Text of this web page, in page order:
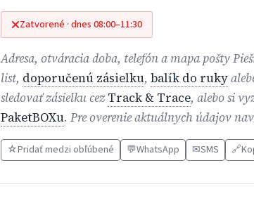
Zatvorené · dnes 08:00–11:30
Adresa, otváracia doba, telefón a mapa pošty
list, doporučenú zásielku,balík do ruky
sledovať zásielku cezTrack & Trace, alebo si
PaketBOXu. Pre overenie aktuálnych údajov
☆Pridať medzi obľúbené 💬WhatsApp ✉SMS 🔗